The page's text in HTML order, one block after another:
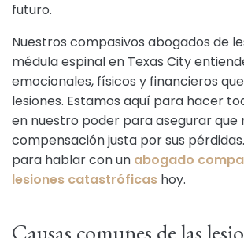
futuro.
Nuestros compasivos abogados de
médula espinal en Texas City
emocionales, físicos y financieros
lesiones. Estamos aquí para hacer
en nuestro poder para asegurar que
compensación justa por sus
para hablar con un abogado
lesiones catastróficas hoy.